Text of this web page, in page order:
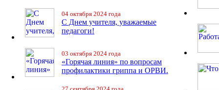
04 октября 2024 года
С Днем учителя, уважаемые
педагоги!
03 октября 2024 года
«Горячая линия» по вопросам
профилактики гриппа и ОРВИ.